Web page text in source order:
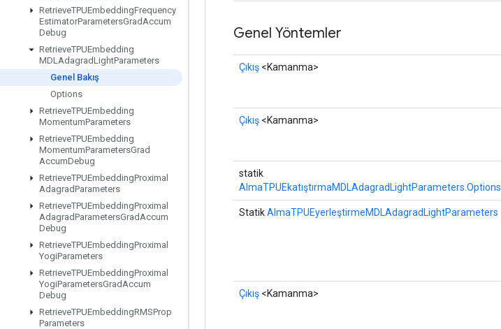
RetrieveTPUEmbeddingFrequency
EstimatorParametersGradAccum
Debug
RetrieveTPUEmbedding
MDLAdagradLightParameters
Genel Bakış
Options
RetrieveTPUEmbedding
MomentumParameters
RetrieveTPUEmbedding
MomentumParametersGrad
AccumDebug
RetrieveTPUEmbeddingProximal
AdagradParameters
RetrieveTPUEmbeddingProximal
AdagradParametersGradAccum
Debug
RetrieveTPUEmbeddingProximal
YogiParameters
RetrieveTPUEmbeddingProximal
YogiParametersGradAccum
Debug
RetrieveTPUEmbeddingRMSProp
Parameters
Genel Yöntemler
Çıkış <Kamanma>
Çıkış <Kamanma>
statik
AlmaTPUEkatıştırmaMDLAdagradLightParameters.Options
StatikAlmaTPUEyerleştirmeMDLAdagradLightParameters
Çıkış <Kamanma>